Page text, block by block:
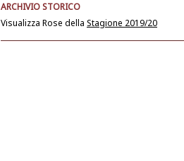
ARCHIVIO STORICO
Visualizza Rose della Stagione 2019/20